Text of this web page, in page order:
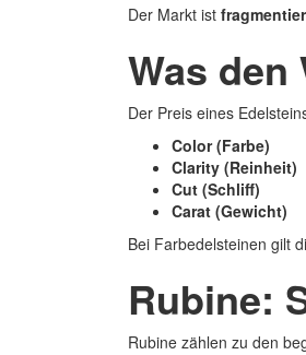
Der Markt ist
Was
Der Preis eines
Color (Farbe)
Clarity (Reinheit)
Cut (Schliff)
Carat (Gewicht)
Bei Farbedelsteinen gilt
Rubine:
Rubine zählen zu den